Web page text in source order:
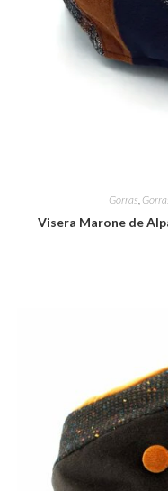
Gorras
Visera Marone de